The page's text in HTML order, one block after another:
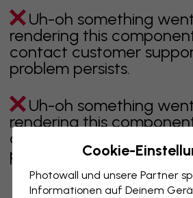
Uh-oh something
rendering this
contact customer
problem persists.
Uh-oh something
rendering this
contact customer
problem persists.
Cookie-
Photowall und unsere Partner
Informationen auf Deinem